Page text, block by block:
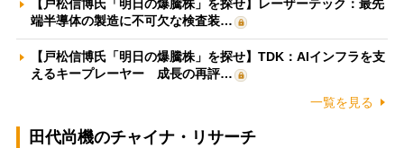
【戸松信博氏「明日の爆騰株」を探せ】レーザーテック：最先
端半導体の製造に不可欠な検査装…
【戸松信博氏「明日の爆騰株」を探せ】TDK：AIインフラを支
えるキープレーヤー 成長の再評…
一覧を見る
田代尚機のチャイナ・リサーチ